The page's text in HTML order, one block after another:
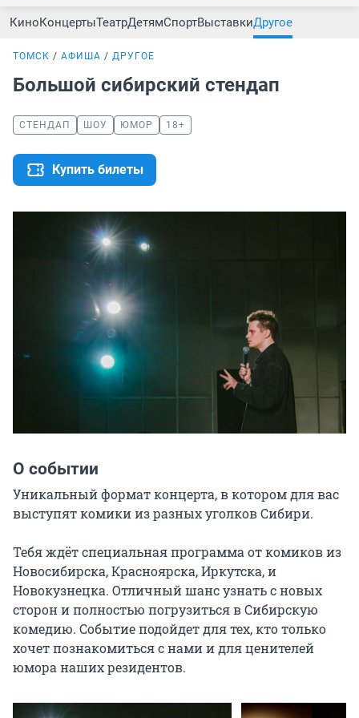
КиноКонцертыТеатрДетямСпортВыставкиДругое
ТОМСК АФИША ДРУГОЕ
Большой сибирский стендап
СТЕНДАП ШОУ ЮМОР 18+
Купить билеты
О событии
Уникальный формат концерта, в котором для вас
выступят комики из разных уголков Сибири.
Тебя ждёт специальная программа от комиков из
Новосибирска, Красноярска, Иркутска, и
Новокузнецка. Отличный шанс узнать с новых
сторон и полностью погрузиться в Сибирскую
комедию. Событие подойдет для тех, кто только
хочет познакомиться с нами и для ценителей
юмора наших резидентов.